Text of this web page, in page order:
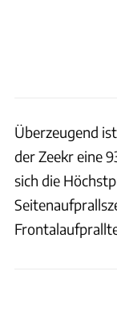
Überzeugend
der Zeekr eine
sich die